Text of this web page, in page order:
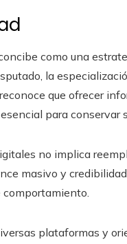
como una
la
que ofrecer
para conservar
no implica
masivo y
plataformas y